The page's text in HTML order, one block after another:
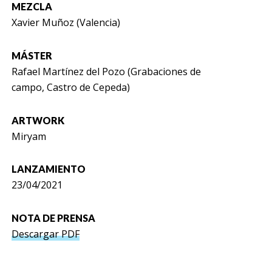
MEZCLA
Xavier Muñoz (Valencia)
MÁSTER
Rafael Martínez del Pozo (Grabaciones de
campo, Castro de Cepeda)
ARTWORK
Miryam
LANZAMIENTO
23/04/2021
NOTA DE PRENSA
Descargar PDF